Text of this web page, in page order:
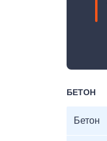
БЕТОН
Бетон